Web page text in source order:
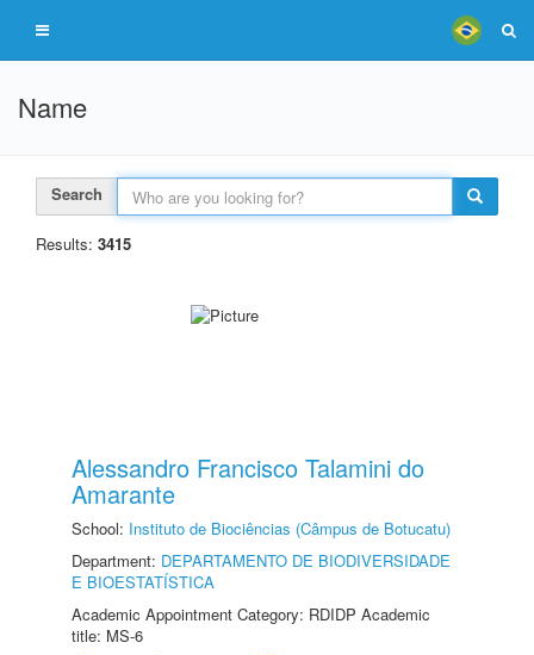
Name
Search
Results: 3415
Alessandro Francisco Talamini do
Amarante
School: Instituto de Biociências (Câmpus de Botucatu)
Department: DEPARTAMENTO DE BIODIVERSIDADE
E BIOESTATÍSTICA
Academic Appointment Category: RDIDP Academic
title: MS-6